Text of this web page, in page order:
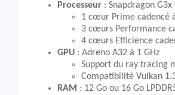
Processeur : Snapdragon
1 cœur Prime cadencé
3 cœurs Performance
4 cœurs Efficience
GPU : Adreno A32 à 1 GHz
Support du ray tracing
Compatibilité Vulkan
RAM : 12 Go ou 16 Go